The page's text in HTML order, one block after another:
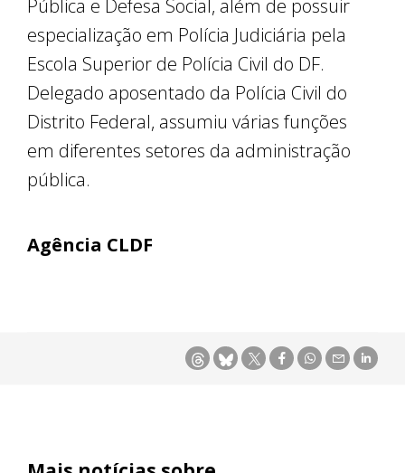
Pública e Defesa Social, além de possuir
especialização em Polícia Judiciária pela
Escola Superior de Polícia Civil do DF.
Delegado aposentado da Polícia Civil do
Distrito Federal, assumiu várias funções
em diferentes setores da administração
pública.
Agência CLDF